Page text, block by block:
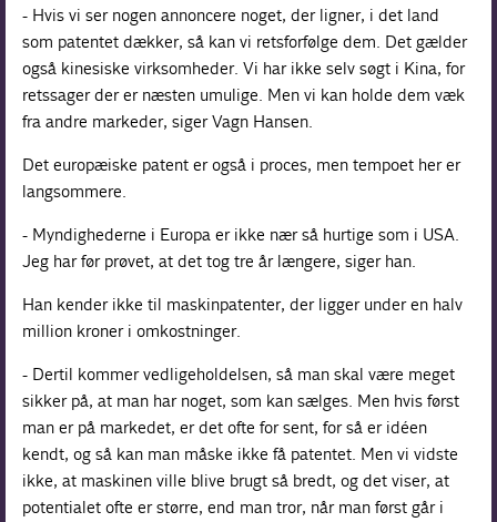
- Hvis vi ser nogen annoncere noget, der ligner, i det land
som patentet dækker, så kan vi retsforfølge dem. Det gælder
også kinesiske virksomheder. Vi har ikke selv søgt i Kina, for
retssager der er næsten umulige. Men vi kan holde dem væk
fra andre markeder, siger Vagn Hansen.
Det europæiske patent er også i proces, men tempoet her er
langsommere.
- Myndighederne i Europa er ikke nær så hurtige som i USA.
Jeg har før prøvet, at det tog tre år længere, siger han.
Han kender ikke til maskinpatenter, der ligger under en halv
million kroner i omkostninger.
- Dertil kommer vedligeholdelsen, så man skal være meget
sikker på, at man har noget, som kan sælges. Men hvis først
man er på markedet, er det ofte for sent, for så er idéen
kendt, og så kan man måske ikke få patentet. Men vi vidste
ikke, at maskinen ville blive brugt så bredt, og det viser, at
potentialet ofte er større, end man tror, når man først går i